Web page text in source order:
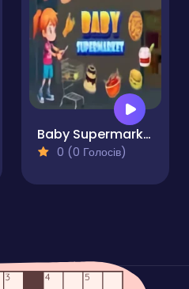
Baby Supermarket
0 (0 Голосів)